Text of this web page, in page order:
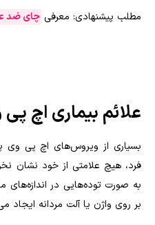
مطلب پیشنهادی: معرفی چای ضد
علائم بیماری اچ
بسیاری از ویروس‌های اچ پی وی
فرد، هیچ علامتی از خود نشان
به صورت توده‌هایی در
بر روی واژن یا آلت مردانه